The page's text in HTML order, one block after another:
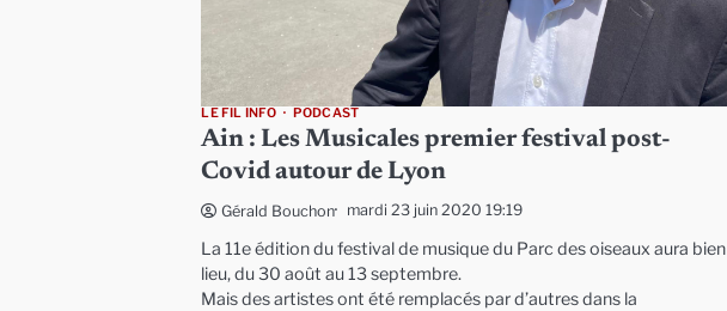
LE FIL INFO PODCAST
Ain : Les Musicales premier festival post-
Covid autour de Lyon
Gérald Bouchon mardi 23 juin 2020 19:19
La 11e édition du festival de musique du Parc des oiseaux aura bien
lieu, du 30 août au 13 septembre.
Mais des artistes ont été remplacés par d’autres dans la